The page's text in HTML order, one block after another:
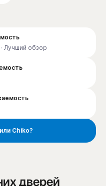
Лучший обзор
Chiko?
дверей